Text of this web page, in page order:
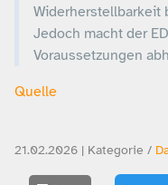
Widerherstellbarkeit
Jedoch macht der
Voraussetzungen
Quelle
21.02.2026 | Kategorie /